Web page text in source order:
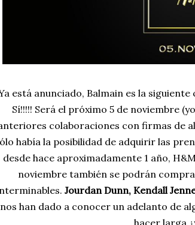
está anunciado, Balmain es la
Sí!!!!! Será el próximo 5 de noviembre
colaboraciones con firmas de
había la posibilidad de adquirir las
desde hace aproximadamente 1 año,
noviembre también se podrán
Jourdan Dunn, Kendall
nos han dado a conocer un adelanto de
hacer larga